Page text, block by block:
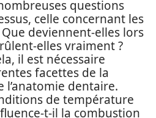
questions
celle concernant les
deviennent-elles lors
elles vraiment ?
il est nécessaire
facettes de la
l’anatomie dentaire.
de température
t-il la combustion